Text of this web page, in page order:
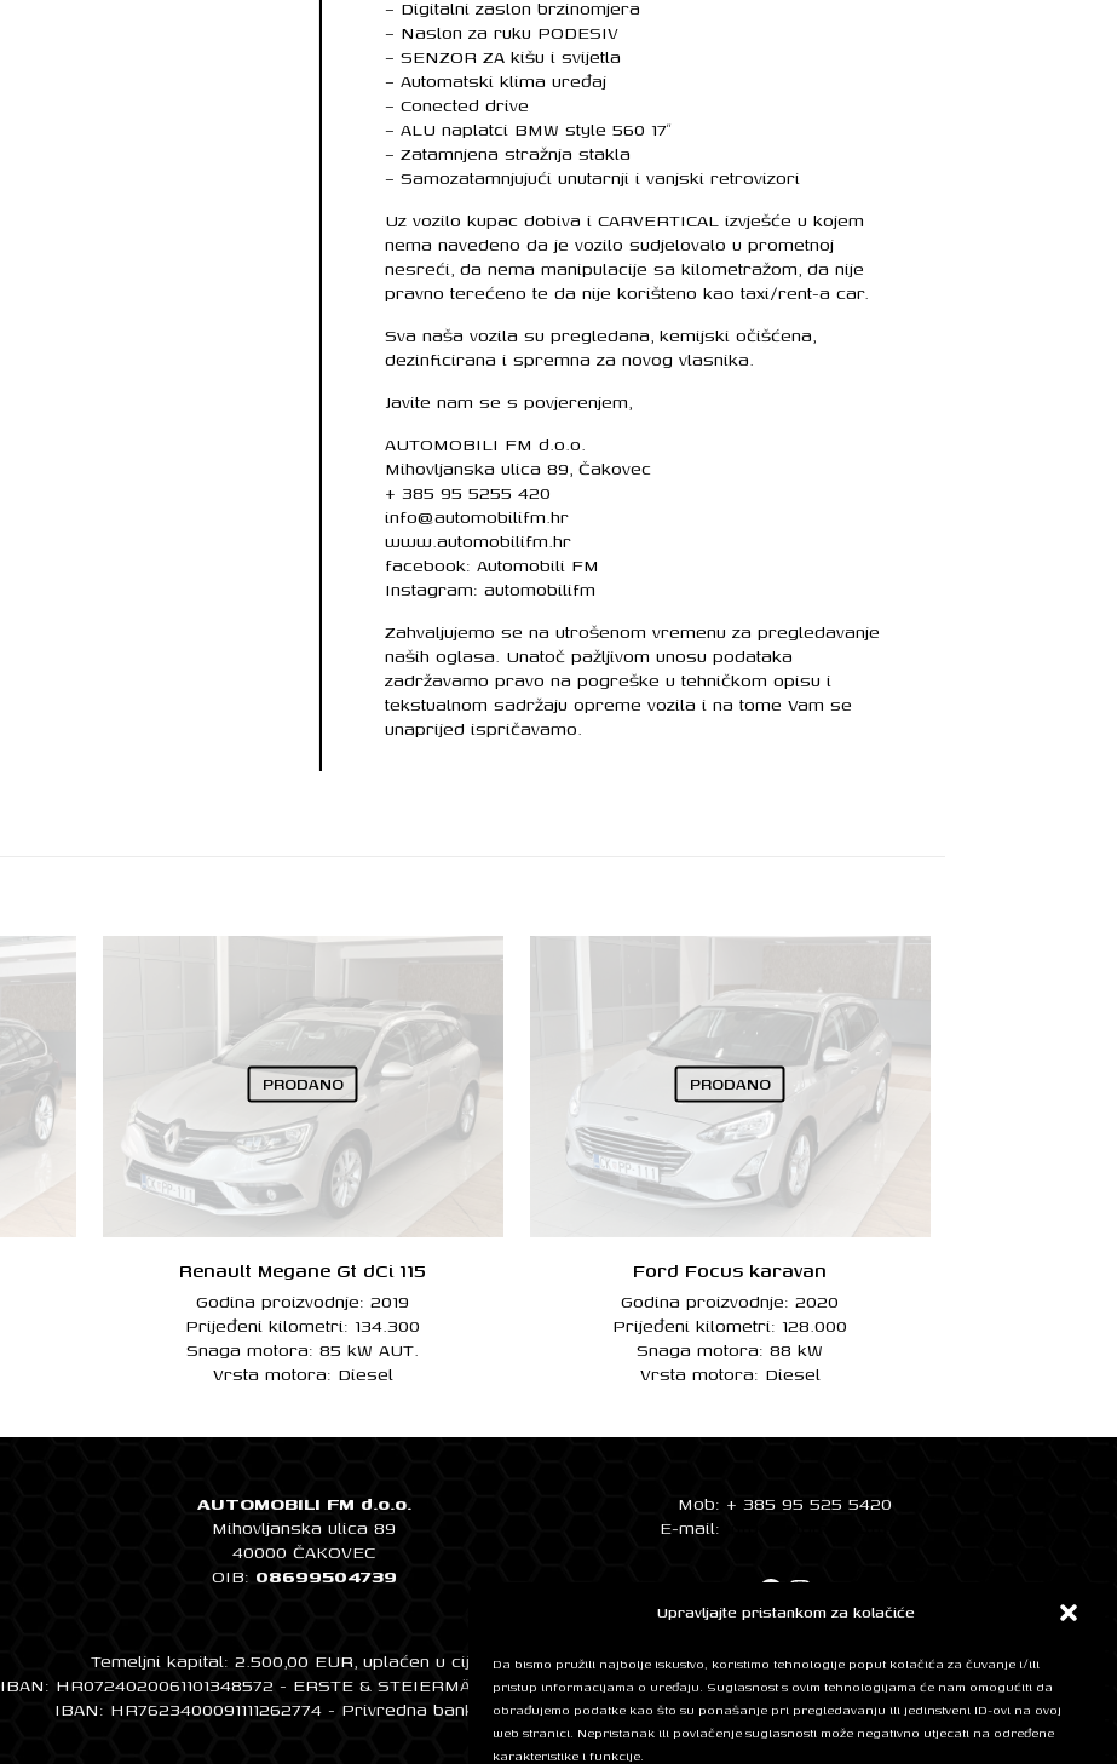
Upravljajte pristankom za kolačiće
Da bismo pružili najbolje iskustvo, koristimo tehnologije poput kolačića za čuvanje i/ili
pristup informacijama o uređaju. Suglasnost s ovim tehnologijama će nam omogućiti da
obrađujemo podatke kao što su ponašanje pri pregledavanju ili jedinstveni ID-ovi na ovoj
web stranici. Nepristanak ili povlačenje suglasnosti može negativno utjecati na određene
karakteristike i funkcije.
– Digitalni zaslon brzinomjera
– Naslon za ruku PODESIV
– SENZOR ZA kišu i svijetla
– Automatski klima uređaj
– Conected drive
– ALU naplatci BMW style 560 17″
– Zatamnjena stražnja stakla
– Samozatamnjujući unutarnji i vanjski retrovizori
Uz vozilo kupac dobiva i CARVERTICAL izvješće u kojem
nema navedeno da je vozilo sudjelovalo u prometnoj
nesreći, da nema manipulacije sa kilometražom, da nije
pravno terećeno te da nije korišteno kao taxi/rent-a car.
Sva naša vozila su pregledana, kemijski očišćena,
dezinficirana i spremna za novog vlasnika.
Javite nam se s povjerenjem,
AUTOMOBILI FM d.o.o.
Mihovljanska ulica 89, Čakovec
+ 385 95 5255 420
info@automobilifm.hr
www.automobilifm.hr
facebook: Automobili FM
Instagram: automobilifm
Zahvaljujemo se na utrošenom vremenu za pregledavanje
naših oglasa. Unatoč pažljivom unosu podataka
zadržavamo pravo na pogreške u tehničkom opisu i
tekstualnom sadržaju opreme vozila i na tome Vam se
unaprijed ispričavamo.
PRODANO
Renault Megane Gt dCi 115
Godina proizvodnje: 2019
Prijeđeni kilometri: 134.300
Snaga motora: 85 kW AUT.
Vrsta motora: Diesel
PRODANO
Ford Focus karavan
Godina proizvodnje: 2020
Prijeđeni kilometri: 128.000
Snaga motora: 88 kW
Vrsta motora: Diesel
AUTOMOBILI FM d.o.o.
Mihovljanska ulica 89
40000 ČAKOVEC
OIB: 08699504739
Temeljni kapital: 2.500,00 EUR, uplaćen u cijelosti
IBAN: HR0724020061101348572 - ERSTE & STEIERMÄRKISCHE BANK
IBAN: HR7623400091111262774 - Privredna banka Zagreb
Mob: + 385 95 525 5420
E-mail:
Facebook
Instagram